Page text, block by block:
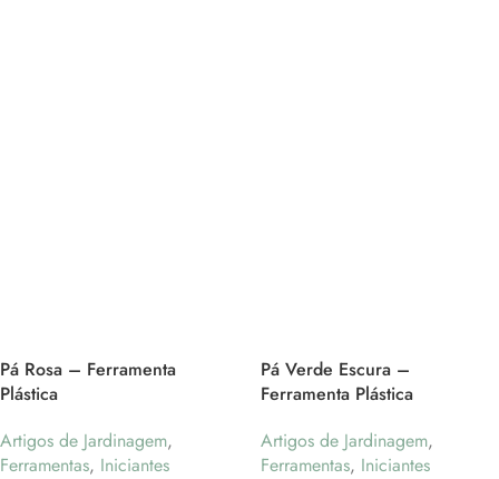
Pá Rosa – Ferramenta
Plástica
Artigos de Jardinagem,
Ferramentas, Iniciantes
Pá Verde Escura –
Ferramenta Plástica
Artigos de Jardinagem,
Ferramentas, Iniciantes